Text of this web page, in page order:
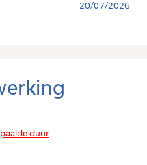
20/07/2026
duur